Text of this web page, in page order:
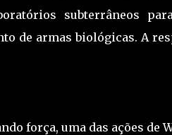
subterrâneos
de armas biológicas. A
força, uma das ações de